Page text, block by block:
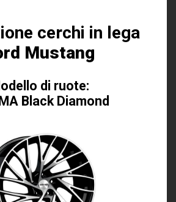
cerchi in lega
Mustang
di ruote:
Black Diamond